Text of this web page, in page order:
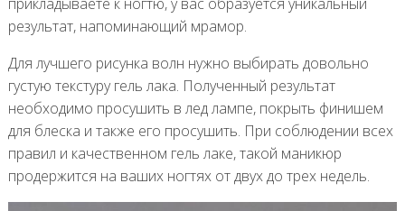
результат, напоминающий мрамор.
Для лучшего рисунка волн нужно выбирать довольно
густую текстуру гель лака. Полученный результат
необходимо просушить в лед лампе, покрыть финишем
для блеска и также его просушить. При соблюдении всех
правил и качественном гель лаке, такой маникюр
продержится на ваших ногтях от двух до трех недель.